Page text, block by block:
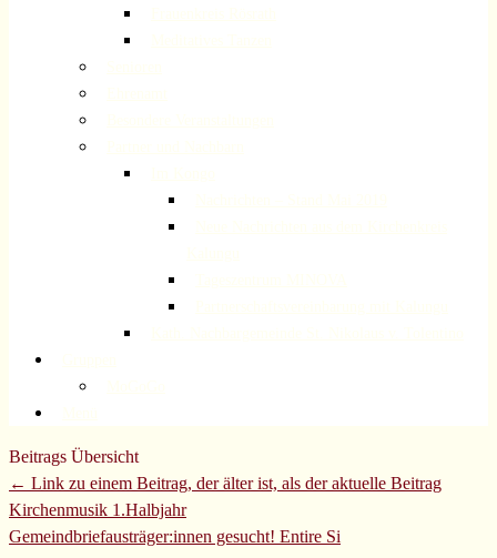
Beitrags Übersicht
← Link zu einem Beitrag, der älter ist, als der aktuelle Beitrag
Kirchenmusik 1.Halbjahr
Gemeindbriefausträger:innen gesucht! Entire Si